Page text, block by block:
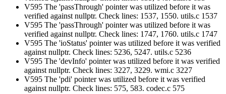
V595 The 'passThrough' pointer was utilized before it was
verified against nullptr. Check lines: 1537, 1550. utils.c 1537
V595 The 'passThrough' pointer was utilized before it was
verified against nullptr. Check lines: 1747, 1760. utils.c 1747
V595 The 'ioStatus' pointer was utilized before it was verified
against nullptr. Check lines: 5236, 5247. utils.c 5236
V595 The 'devInfo' pointer was utilized before it was verified
against nullptr. Check lines: 3227, 3229. wmi.c 3227
V595 The 'pdi' pointer was utilized before it was verified
against nullptr. Check lines: 575, 583. codec.c 575